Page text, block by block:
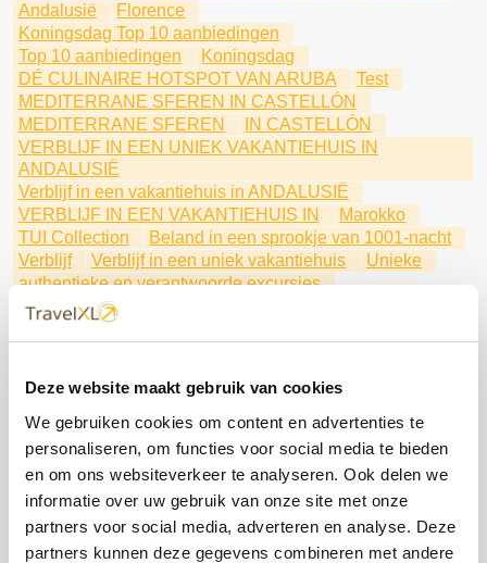
Deze website maakt gebruik van cookies
We gebruiken cookies om content en advertenties te
personaliseren, om functies voor social media te bieden
en om ons websiteverkeer te analyseren. Ook delen we
informatie over uw gebruik van onze site met onze
partners voor social media, adverteren en analyse. Deze
partners kunnen deze gegevens combineren met andere
Andalusië
Florence
Koningsdag Top 10 aanbiedingen
Top 10 aanbiedingen
Koningsdag
DÉ CULINAIRE HOTSPOT VAN ARUBA
Test
MEDITERRANE SFEREN IN CASTELLÓN
MEDITERRANE SFEREN
IN CASTELLÓN
VERBLIJF IN EEN UNIEK VAKANTIEHUIS IN
ANDALUSIË
Verblijf in een vakantiehuis in ANDALUSIË
VERBLIJF IN EEN VAKANTIEHUIS IN
Marokko
TUI Collection
Beland in een sprookje van 1001-nacht
Verblijf
Verblijf in een uniek vakantiehuis
Unieke
authentieke en verantwoorde excursies
Unieke en verantwoorde excursies
Vakantiehuizen op toplocaties
East Neuk
Schotland Highway No. 1
Normandië
Holland America Line
TUI Experiences
Tenerife
TUI Cruises cruises
Noord-Europa
fjorden
Bonaire
Een cruise naar Azië is een onvergetelijk avontuur
waarbij geschiedenis
natuur en lekker eten samenkomen.
Captain Cruise
Ervaar de ultieme combinatie van plezier en ontspanning